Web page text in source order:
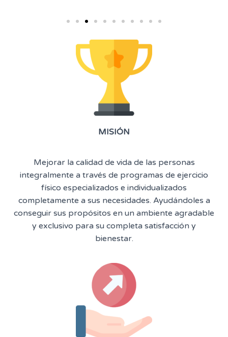
MISIÓN
Mejorar la calidad de vida de las personas
integralmente a través de programas de ejercicio
físico especializados e individualizados
completamente a sus necesidades. Ayudándoles a
conseguir sus propósitos en un ambiente agradable
y exclusivo para su completa satisfacción y
bienestar.